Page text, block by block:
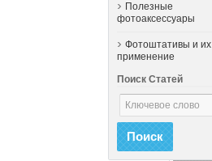
Полезные
фотоаксессуары
Фотоштативы и их
применение
Поиск Статей
Поиск